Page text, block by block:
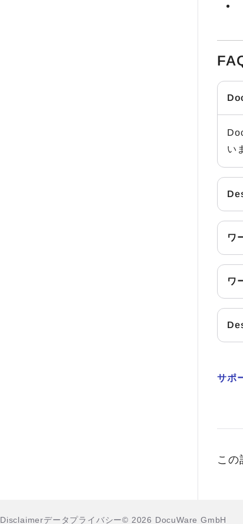
い
ワ
ワ
サポ
この
Disclaimerデータプライバシー© 2026 DocuWare GmbH